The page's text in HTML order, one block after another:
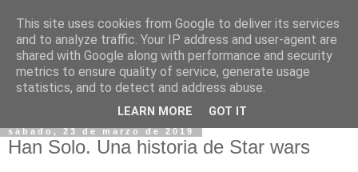
sábado, 23 de marzo de 2019
Han Solo. Una historia de Star wars
This site uses cookies from Google to deliver its services
and to analyze traffic. Your IP address and user-agent are
shared with Google along with performance and security
metrics to ensure quality of service, generate usage
statistics, and to detect and address abuse.
LEARN MORE GOT IT